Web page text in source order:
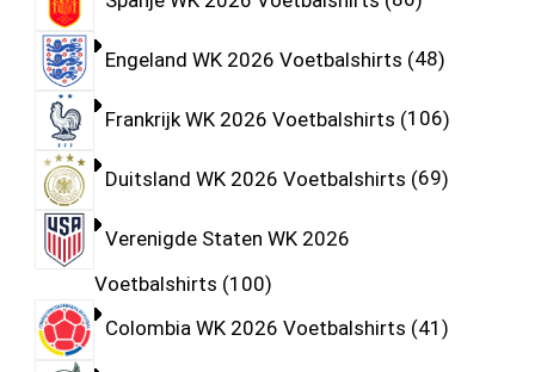
Engeland WK 2026 Voetbalshirts 48
Frankrijk WK 2026 Voetbalshirts 106
Duitsland WK 2026 Voetbalshirts 69
Verenigde Staten WK 2026
Voetbalshirts 100
Colombia WK 2026 Voetbalshirts 41